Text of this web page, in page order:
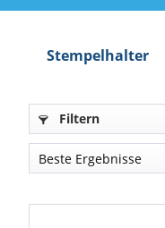
Stempelhalter
Filtern